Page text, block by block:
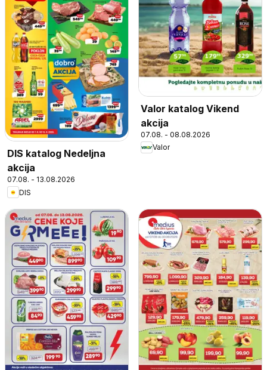
DIS katalog Nedeljna
akcija
07.08. - 13.08.2026
DIS
Valor katalog Vikend
akcija
07.08. - 08.08.2026
Valor